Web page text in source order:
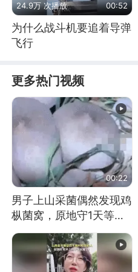
24.9万 次播放 00:52
为什么战斗机要追着导弹
飞行
更多热门视频
00:22
男子上山采菌偶然发现鸡
枞菌窝，原地守1天等它
长大：挖了140多朵